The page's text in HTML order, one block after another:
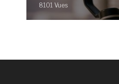
8101 Vues